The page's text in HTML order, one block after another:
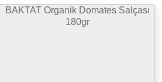
BAKTAT Organik Domates Salçası
180gr